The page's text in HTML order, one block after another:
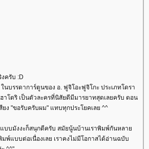
ครับ :D
นบรรดาการ์ตูนของ อ. ฟูจิโอะฟูจิโกะ ประเภทโดรา
าโตริ เป็นตัวละครที่นิสัยดีมีมารยาทสุดเลยครับ ตอน
ง "ขอรับครับผม" แทบทุกประโยคเลย ^^
แบบมังงะก็สนุกดีครับ สมัยนู้นบ้านเราพิมพ์กันหลา
พ์แบบต่อเนื่องเลย เราคงไม่มีโอกาสได้อ่านฉบับ